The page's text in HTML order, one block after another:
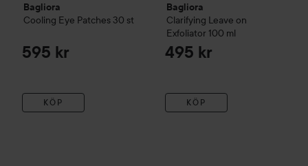
Bagliora
Cooling Eye Patches 30 st
595 kr
KÖP
Bagliora
Clarifying Leave on
Exfoliator 100 ml
495 kr
KÖP